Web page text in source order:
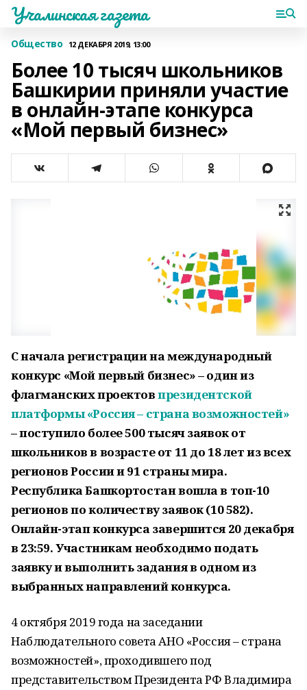
Учалинская газета
Общество 12 ДЕКАБРЯ 2019, 13:00
Более 10 тысяч школьников
Башкирии приняли участие
в онлайн-этапе конкурса
«Мой первый бизнес»
С начала регистрации на международный
конкурс «Мой первый бизнес» – один из
флагманских проектовпрезидентской
платформы «Россия – страна возможностей»
– поступило более 500 тысяч заявок от
школьников в возрасте от 11 до 18 лет из всех
регионов России и 91 страны мира.
Республика Башкортостан вошла в топ-10
регионов по количеству заявок (10 582).
Онлайн-этап конкурса завершится 20 декабря
в 23:59. Участникам необходимо подать
заявку и выполнить задания в одном из
выбранных направлений конкурса.
4 октября 2019 года на заседании
Наблюдательного совета АНО «Россия – страна
возможностей», проходившего под
представительством Президента РФ Владимира